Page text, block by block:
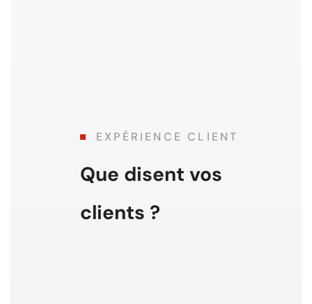
EXPÉRIENCE CLIENT
Que disent vos
clients ?